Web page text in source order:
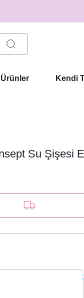
Ürünler Kendi
Su Şişesi